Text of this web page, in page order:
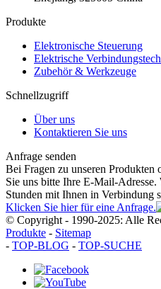
Produkte
Elektronische Steuerung
Elektrische
Zubehör & Werkzeuge
Schnellzugriff
Über uns
Kontaktieren Sie uns
Anfrage senden
Bei Fragen zu unseren Produkten
Sie uns bitte Ihre E-Mail-
Stunden mit Ihnen in Verbindung
Klicken Sie hier für eine Anfrage.
© Copyright - 1990-2025: Alle
Produkte - Sitemap
- TOP-BLOG - TOP-SUCHE